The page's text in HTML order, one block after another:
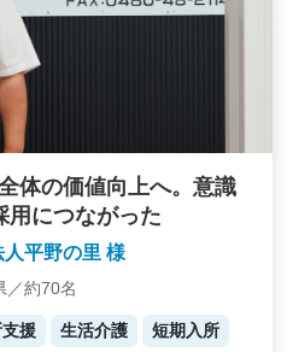
体の価値向上へ。意識
用につながった
平野の里 様
／約70名
援 生活介護
短期入所